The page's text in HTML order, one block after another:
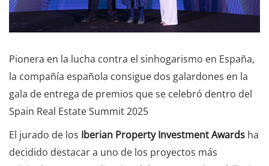
Pionera en la lucha contra el sinhogarismo en España,
la compañía española consigue dos galardones en la
gala de entrega de premios que se celebró dentro del
Spain Real Estate Summit 2025
El jurado de los Iberian Property Investment Awards ha
decidido destacar a uno de los proyectos más